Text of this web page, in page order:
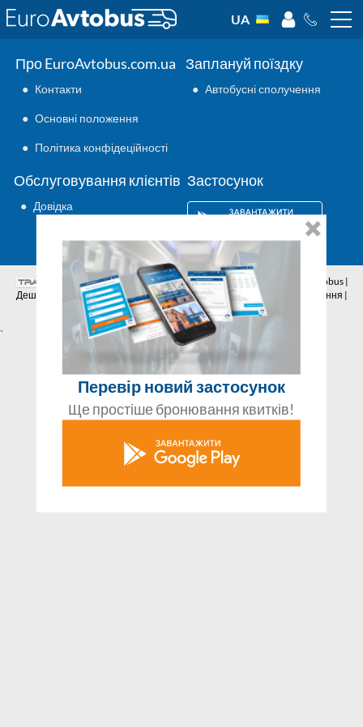
UA
Про EuroAvtobus.com.ua
● Контакти
● Основні положення
● Політика конфідеційності
Заплануй поїздку
● Автобусні сполучення
Обслуговування клієнтів
● Довідка
Застосунок
Аутсорсинг ІТ © 2026 | Всі права захищено | EuroAvtobus |
Дешеві автобусні квитки онлайн | Внутрішні та міжнародні перевезення |
Автобусні сполучення | Подорожі автобусами
`
Перевір новий застосунок
Ще простіше бронювання квитків!